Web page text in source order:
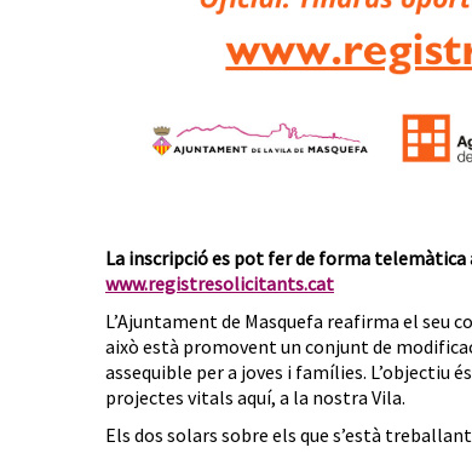
La inscripció es pot fer de forma telemàtica
www.registresolicitants.cat
L’Ajuntament de Masquefa reafirma el seu
això està promovent un conjunt de
assequible per a joves i famílies. L’objectiu
projectes vitals aquí, a la nostra Vila.
Els dos solars sobre els que s’està